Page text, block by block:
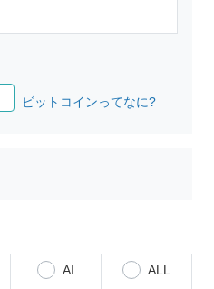
ビットコインってなに?
AI ALL